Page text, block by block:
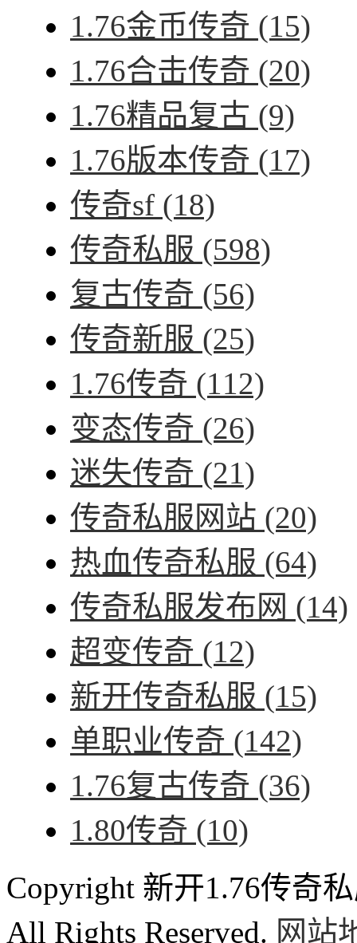
1.76金币传奇 (15)
1.76合击传奇 (20)
1.76精品复古 (9)
1.76版本传奇 (17)
传奇sf (18)
传奇私服 (598)
复古传奇 (56)
传奇新服 (25)
1.76传奇 (112)
变态传奇 (26)
迷失传奇 (21)
传奇私服网站 (20)
热血传奇私服 (64)
传奇私服发布网 (14)
超变传奇 (12)
新开传奇私服 (15)
单职业传奇 (142)
1.76复古传奇 (36)
1.80传奇 (10)
Copyright 新开1.76传奇
All Rights Reserved. 网站